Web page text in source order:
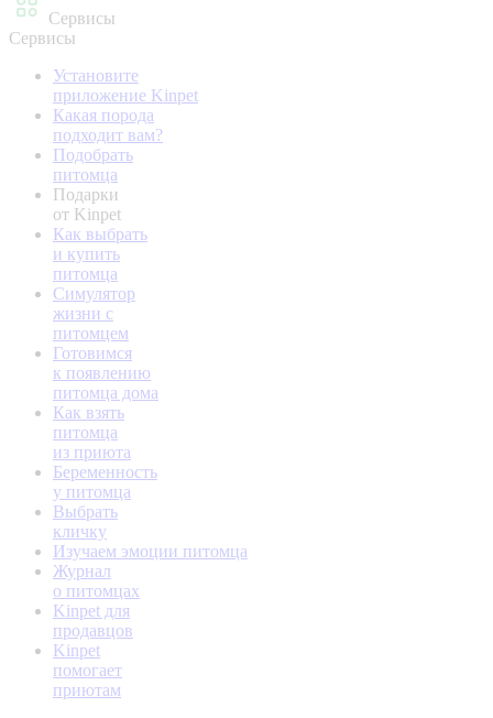
Сервисы
Сервисы
Установите
приложение Kinpet
Какая порода
подходит вам?
Подобрать
питомца
Подарки
от Kinpet
Как выбрать
и купить
питомца
Симулятор
жизни с
питомцем
Готовимся
к появлению
питомца дома
Как взять
питомца
из приюта
Беременность
у питомца
Выбрать
кличку
Изучаем эмоции питомца
Журнал
о питомцах
Kinpet для
продавцов
Kinpet
помогает
приютам